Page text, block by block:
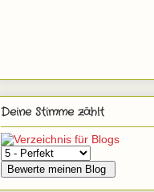
Deine Stimme zählt